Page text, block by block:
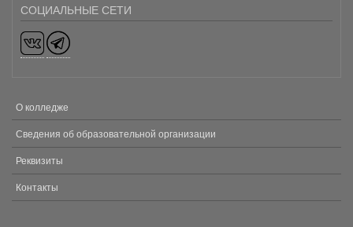
СОЦИАЛЬНЫЕ СЕТИ
МЕНЮ
В
ПОДВАЛЕ
О колледже
Сведения об образовательной организации
Реквизиты
Контакты